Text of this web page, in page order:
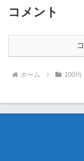
コメント
ホーム 100均